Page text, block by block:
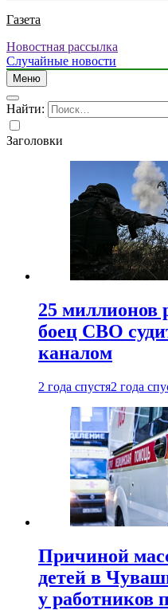
Газета
Новостная рассылка
Случайные новости
Меню
Найти:
Заголовки
25 миллионов
боец СВО
каналом
2 года спустя2 года
Причиной
детей в
у работников